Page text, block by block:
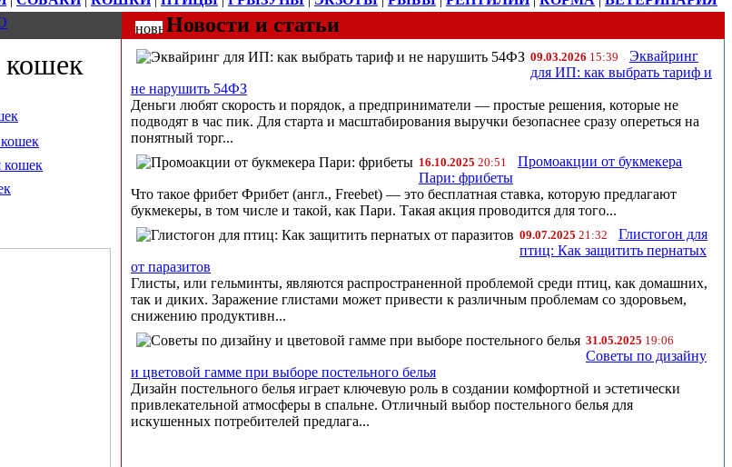
Новости и статьи
кошек
09.03.2026 15:39
Эквайринг
для ИП: как выбрать тариф и
не нарушить 54ФЗ
Деньги любят скорость и порядок, а предприниматели — простые решения, которые не
подводят в час пик. Для старта и масштабирования выручки безопаснее сразу опереться на
понятный торг...
16.10.2025 20:51
Промоакции от букмекера
Пари: фрибеты
Что такое фрибет Фрибет (англ., Freebet) — это бесплатная ставка, которую предлагают
букмекеры, в том числе и такой, как Пари. Такая акция проводится для того...
09.07.2025 21:32
Глистогон для
птиц: Как защитить пернатых
от паразитов
Глисты, или гельминты, являются распространенной проблемой среди птиц, как домашних,
так и диких. Заражение глистами может привести к различным проблемам со здоровьем,
снижению продуктивн...
31.05.2025 19:06
Советы по дизайну
и цветовой гамме при выборе постельного белья
Дизайн постельного белья играет ключевую роль в создании комфортной и эстетически
привлекательной атмосферы в спальне. Отличный выбор постельного белья для
искушенных потребителей предлага...